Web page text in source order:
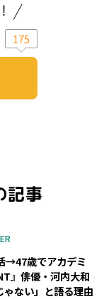
175
記事
→47歳でアカデミ
』俳優・河内大和
ない」と語る理由